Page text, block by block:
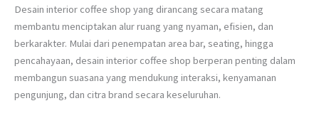
Desain interior coffee shop yang dirancang secara matang
membantu menciptakan alur ruang yang nyaman, efisien, dan
berkarakter. Mulai dari penempatan area bar, seating, hingga
pencahayaan, desain interior coffee shop berperan penting dalam
membangun suasana yang mendukung interaksi, kenyamanan
pengunjung, dan citra brand secara keseluruhan.